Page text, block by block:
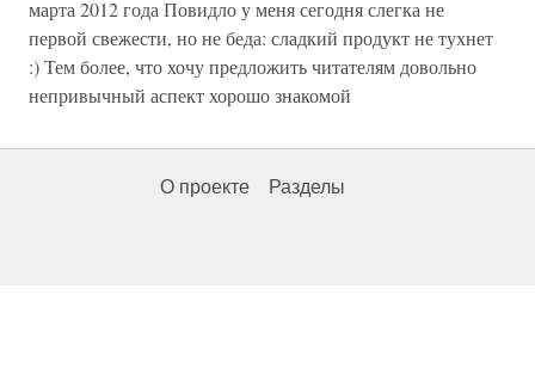
марта 2012 года Повидло у меня сегодня слегка не
первой свежести, но не беда: сладкий продукт не тухнет
:) Тем более, что хочу предложить читателям довольно
непривычный аспект хорошо знакомой
О проекте Разделы